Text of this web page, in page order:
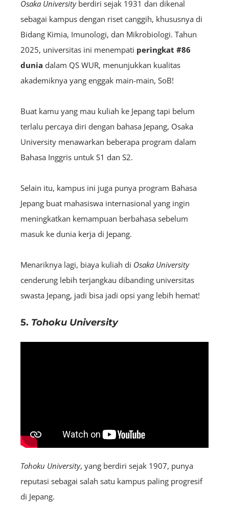
Osaka Universityberdiri sejak 1931 dan dikenal
sebagai kampus dengan riset canggih, khususnya di
Bidang Kimia, Imunologi, dan Mikrobiologi. Tahun
2025, universitas ini menempati peringkat #86
dunia dalam QS WUR, menunjukkan kualitas
akademiknya yang enggak main-main, SoB!
Buat kamu yang mau kuliah ke Jepang tapi belum
terlalu percaya diri dengan bahasa Jepang, Osaka
University menawarkan beberapa program dalam
Bahasa Inggris untuk S1 dan S2.
Selain itu, kampus ini juga punya program Bahasa
Jepang buat mahasiswa internasional yang ingin
meningkatkan kemampuan berbahasa sebelum
masuk ke dunia kerja di Jepang.
Menariknya lagi, biaya kuliah di Osaka University
cenderung lebih terjangkau dibanding universitas
swasta Jepang, jadi bisa jadi opsi yang lebih hemat!
5. Tohoku University
Tohoku University, yang berdiri sejak 1907, punya
reputasi sebagai salah satu kampus paling progresif
di Jepang.